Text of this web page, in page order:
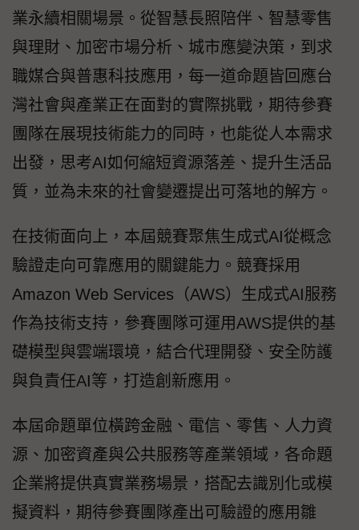
業永續相關場景。從智慧長照陪伴、智慧零售
與理財、加密市場分析、城市應變決策，到求
職媒合與普惠科技應用，每一道命題皆回應台
灣社會與產業正在面對的實際挑戰，期待參賽
團隊在展現技術能力的同時，也能從人本需求
出發，思考AI如何縮短資源落差、提升生活品
質，並為未來的社會變遷提出可落地的解方。
在技術面向上，本屆競賽聚焦生成式AI從概念
驗證走向可靠應用的關鍵能力。競賽採用
Amazon Web Services（AWS）生成式AI服務
作為技術支持，參賽團隊可運用AWS提供的基
礎模型與雲端環境，結合代理開發、安全防護
與負責任AI等，打造創新應用。
本屆命題單位橫跨金融、電信、零售、人力資
源、加密資產與公共服務等產業領域，各命題
企業將提供真實業務場景，搭配去識別化或模
擬資料，期待參賽團隊產出可驗證的應用雛